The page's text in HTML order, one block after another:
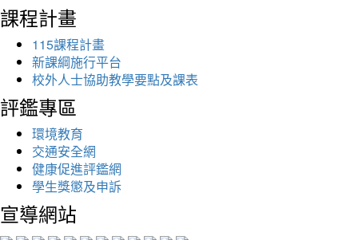
課程計畫
115課程計畫
新課綱施行平台
校外人士協助教學要點及課表
評鑑專區
環境教育
交通安全網
健康促進評鑑網
學生獎懲及申訴
宣導網站